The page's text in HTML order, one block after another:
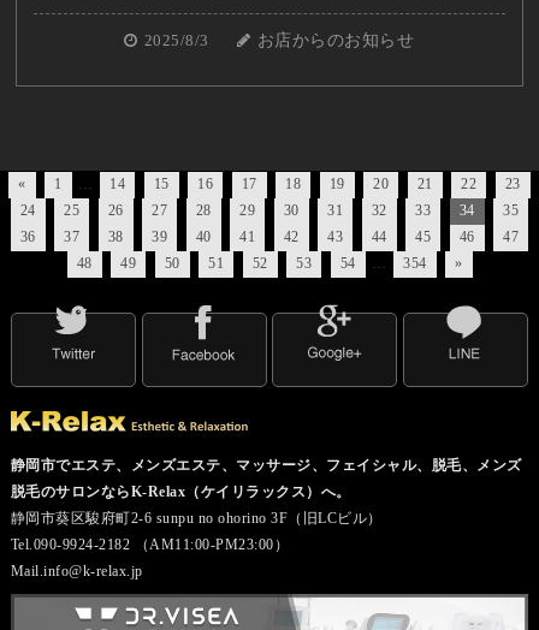
2025/8/3 お店からのお知らせ
« 1 … 14 15 16 17 18 19 20 21 22
23
24
25 26 27 28 29 30 31 32 33 34
35
36
37 38 39 40 41 42 43 44 45 46
47
48
49 50 51 52 53 54 … 354 »
静岡市でエステ、メンズエステ、マッサージ、フェイシャル、脱毛、メンズ
脱毛のサロンならK-Relax（ケイリラックス）へ。
静岡市葵区駿府町2-6 sunpu no ohorino 3F（旧LCビル）
Tel.090-9924-2182 （AM11:00-PM23:00）
Mail.info@k-relax.jp